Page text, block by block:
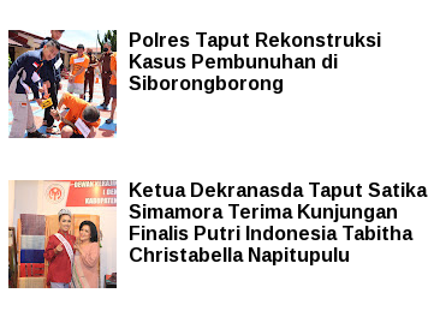
Polres Taput Rekonstruksi
Kasus Pembunuhan di
Siborongborong
Ketua Dekranasda Taput Satika
Simamora Terima Kunjungan
Finalis Putri Indonesia Tabitha
Christabella Napitupulu